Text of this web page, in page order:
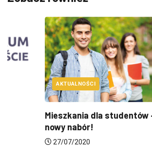
AKTUALNOŚCI
Mieszkania dla studentów –
nowy nabór!
27/07/2020